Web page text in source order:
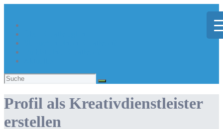
Suchen
nach:
Profil als Kreativdienstleister
erstellen